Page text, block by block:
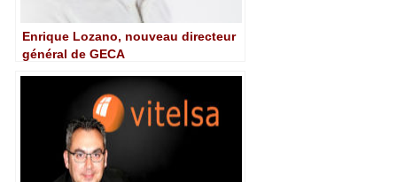
Enrique Lozano, nouveau directeur
général de GECA